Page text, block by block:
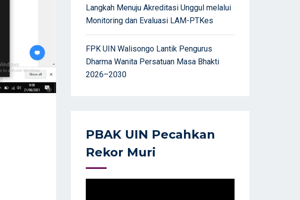
Langkah Menuju Akreditasi Unggul melalui
Monitoring dan Evaluasi LAM-PTKes
FPK UIN Walisongo Lantik Pengurus
Dharma Wanita Persatuan Masa Bhakti
2026–2030
PBAK UIN Pecahkan
Rekor Muri